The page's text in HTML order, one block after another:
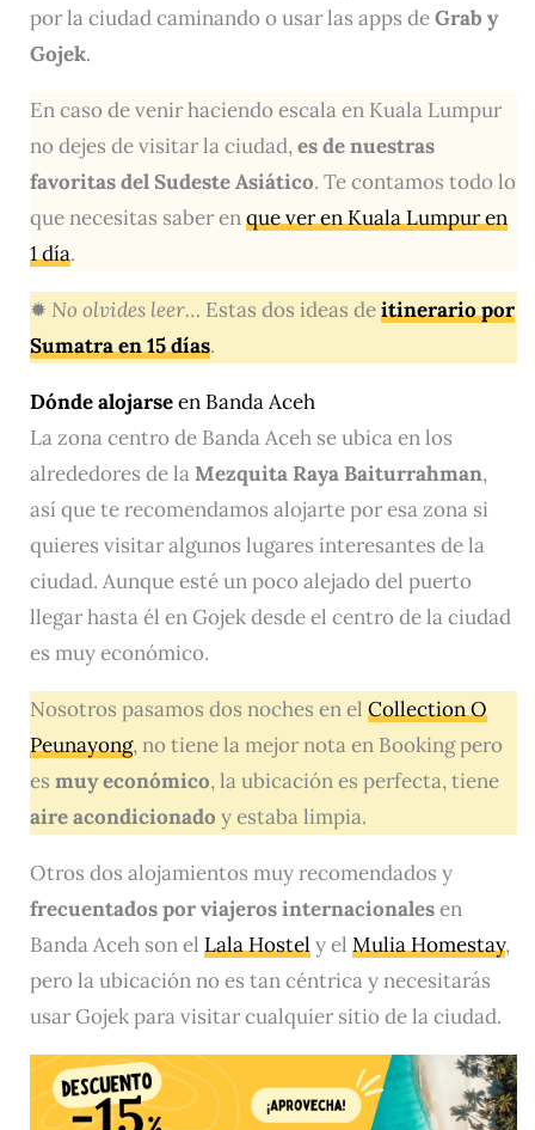
por la ciudad caminando o usar las apps deGrab y
Gojek.
En caso de venir haciendo escala en Kuala Lumpur
no dejes de visitar la ciudad,es de nuestras
favoritas del Sudeste Asiático. Te contamos todo lo
que necesitas saber enque ver en Kuala Lumpur en
1 día.
✹ No olvides leer… Estas dos ideas deitinerario por
Sumatra en 15 días.
Dónde alojarseen Banda Aceh
La zona centro de Banda Aceh se ubica en los
alrededores de laMezquita Raya Baiturrahman,
así que te recomendamos alojarte por esa zona si
quieres visitar algunos lugares interesantes de la
ciudad. Aunque esté un poco alejado del puerto
llegar hasta él en Gojek desde el centro de la ciudad
es muy económico.
Nosotros pasamos dos noches en el Collection O
Peunayong, no tiene la mejor nota en Booking pero
es muy económico, la ubicación es perfecta, tiene
aire acondicionado y estaba limpia.
Otros dos alojamientos muy recomendados y
frecuentados por viajeros internacionalesen
Banda Aceh son el Lala Hostely el Mulia Homestay,
pero la ubicación no es tan céntrica y necesitarás
usar Gojek para visitar cualquier sitio de la ciudad.